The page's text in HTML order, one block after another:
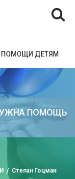
ПОМОЩИ ДЕТЯМ
ПОМОЩЬ
Степан Гоцман